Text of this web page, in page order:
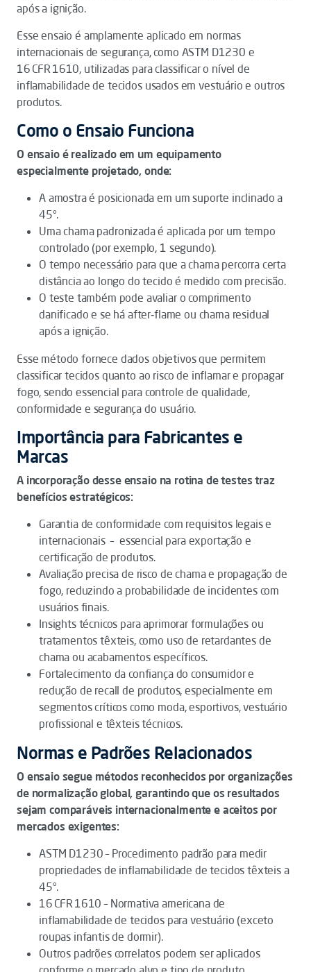
após a ignição.
Esse ensaio é amplamente aplicado em normas
internacionais de segurança, como ASTM D1230 e
16 CFR 1610, utilizadas para classificar o nível de
inflamabilidade de tecidos usados em vestuário e outros
produtos.
Como o Ensaio Funciona
O ensaio é realizado em um equipamento
especialmente projetado, onde:
A amostra é posicionada em um suporte inclinado a
45°.
Uma chama padronizada é aplicada por um tempo
controlado (por exemplo, 1 segundo).
O tempo necessário para que a chama percorra certa
distância ao longo do tecido é medido com precisão.
O teste também pode avaliar o comprimento
danificado e se há after‑flame ou chama residual
após a ignição.
Esse método fornece dados objetivos que permitem
classificar tecidos quanto ao risco de inflamar e propagar
fogo, sendo essencial para controle de qualidade,
conformidade e segurança do usuário.
Importância para Fabricantes e
Marcas
A incorporação desse ensaio na rotina de testes traz
benefícios estratégicos:
Garantia de conformidade com requisitos legais e
internacionais – essencial para exportação e
certificação de produtos.
Avaliação precisa de risco de chama e propagação de
fogo, reduzindo a probabilidade de incidentes com
usuários finais.
Insights técnicos para aprimorar formulações ou
tratamentos têxteis, como uso de retardantes de
chama ou acabamentos específicos.
Fortalecimento da confiança do consumidor e
redução de recall de produtos, especialmente em
segmentos críticos como moda, esportivos, vestuário
profissional e têxteis técnicos.
Normas e Padrões Relacionados
O ensaio segue métodos reconhecidos por organizações
de normalização global, garantindo que os resultados
sejam comparáveis internacionalmente e aceitos por
mercados exigentes:
ASTM D1230 – Procedimento padrão para medir
propriedades de inflamabilidade de tecidos têxteis a
45°.
16 CFR 1610 – Normativa americana de
inflamabilidade de tecidos para vestuário (exceto
roupas infantis de dormir).
Outros padrões correlatos podem ser aplicados